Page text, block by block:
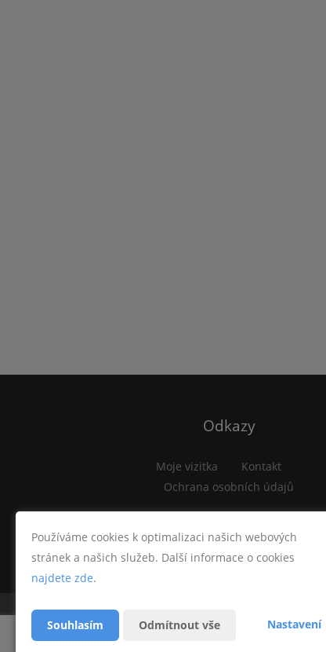
Odkazy
Moje vizitka
Kontakt
Ochrana osobních údajů
Používáme cookies k optimalizaci našich webových
stránek a našich služeb. Další informace o cookies
najdete zde.
Souhlasím Odmítnout vše Nastavení